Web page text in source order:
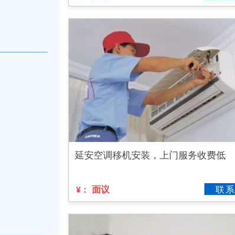
延安空调移机安装，上门服务收费低
¥： 面议 联系